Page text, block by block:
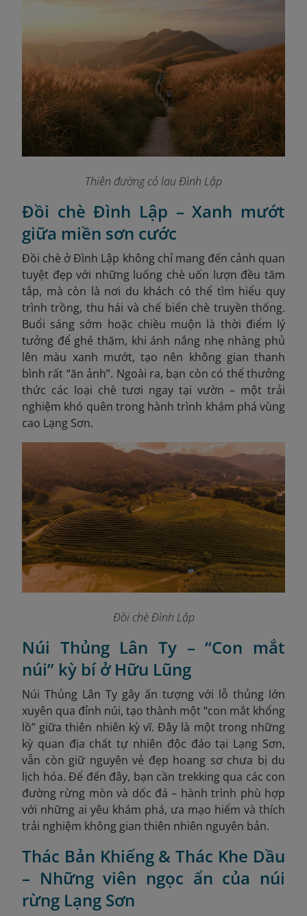
Thiên đường cỏ lau Đình Lập
Đồi chè Đình Lập – Xanh mướt
giữa miền sơn cước
Đồi chè ở Đình Lập không chỉ mang đến cảnh quan
tuyệt đẹp với những luống chè uốn lượn đều tăm
tắp, mà còn là nơi du khách có thể tìm hiểu quy
trình trồng, thu hái và chế biến chè truyền thống.
Buổi sáng sớm hoặc chiều muộn là thời điểm lý
tưởng để ghé thăm, khi ánh nắng nhẹ nhàng phủ
lên màu xanh mướt, tạo nên không gian thanh
bình rất “ăn ảnh”. Ngoài ra, bạn còn có thể thưởng
thức các loại chè tươi ngay tại vườn – một trải
nghiệm khó quên trong hành trình khám phá vùng
cao Lạng Sơn.
Đồi chè Đình Lập
Núi Thủng Lân Ty – “Con mắt
núi” kỳ bí ở Hữu Lũng
Núi Thủng Lân Ty gây ấn tượng với lỗ thủng lớn
xuyên qua đỉnh núi, tạo thành một “con mắt khổng
lồ” giữa thiên nhiên kỳ vĩ. Đây là một trong những
kỳ quan địa chất tự nhiên độc đáo tại Lạng Sơn,
vẫn còn giữ nguyên vẻ đẹp hoang sơ chưa bị du
lịch hóa. Để đến đây, bạn cần trekking qua các con
đường rừng mòn và dốc đá – hành trình phù hợp
với những ai yêu khám phá, ưa mạo hiểm và thích
trải nghiệm không gian thiên nhiên nguyên bản.
Thác Bản Khiếng & Thác Khe Dầu
– Những viên ngọc ẩn của núi
rừng Lạng Sơn